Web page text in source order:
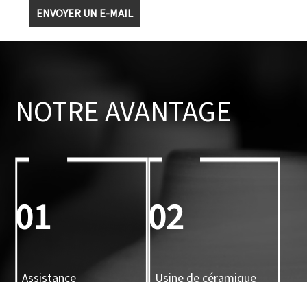
ENVOYER UN E-MAIL
NOTRE AVANTAGE
01
Assistance
02
Usine de céramique